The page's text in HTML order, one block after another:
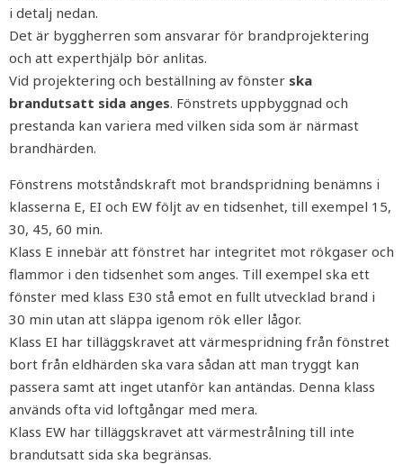
i detalj nedan.
Det är byggherren som ansvarar för brandprojektering
och att experthjälp bör anlitas.
Vid projektering och beställning av fönster ska
brandutsatt sida anges. Fönstrets uppbyggnad och
prestanda kan variera med vilken sida som är närmast
brandhärden.
Fönstrens motståndskraft mot brandspridning benämns i
klasserna E, EI och EW följt av en tidsenhet, till exempel 15,
30, 45, 60 min.
Klass E innebär att fönstret har integritet mot rökgaser och
flammor i den tidsenhet som anges. Till exempel ska ett
fönster med klass E30 stå emot en fullt utvecklad brand i
30 min utan att släppa igenom rök eller lågor.
Klass EI har tilläggskravet att värmespridning från fönstret
bort från eldhärden ska vara sådan att man tryggt kan
passera samt att inget utanför kan antändas. Denna klass
används ofta vid loftgångar med mera.
Klass EW har tilläggskravet att värmestrålning till inte
brandutsatt sida ska begränsas.